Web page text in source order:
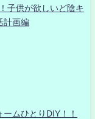
子供が欲しいど陰キ
計画編
ムひとりDIY！！